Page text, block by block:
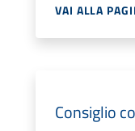
VAI ALLA
Consiglio